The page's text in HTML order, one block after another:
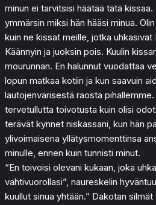
minun ei tarvitsisi häätää tätä
ymmärsin miksi hän hääsi minua.
kuin ne kissat meille, jotka uhkasivat
Käännyin ja juoksin pois. Kuulin
mourunnan. En halunnut vuodattaa
lopun matkaa kotiin ja kun saavuin
lautojenvärisestä raosta
tervetullutta toivotusta kuin olisi
terävät kynnet niskassani, kun hän
ylivoimaisena yllätysmomenttinsa
minulle, ennen kuin tunnisti minut.
“En toivoisi olevani kukaan, joka
vahtivuorollasi”, naureskelin
kuullut sinua yhtään.” Dakotan